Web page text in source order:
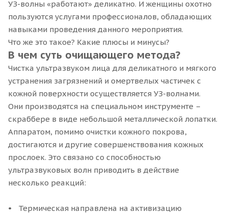
УЗ-волны «работают» деликатно. И женщины охотно
пользуются услугами профессионалов, обладающих
навыками проведения данного мероприятия.
Что же это такое? Какие плюсы и минусы?
В чем суть очищающего метода?
Чистка ультразвуком лица для деликатного и мягкого
устранения загрязнений и омертвелых частичек с
кожной поверхности осуществляется УЗ-волнами.
Они производятся на специальном инструменте –
скраббере в виде небольшой металлической лопатки.
Аппаратом, помимо очистки кожного покрова,
достигаются и другие совершенствования кожных
прослоек. Это связано со способностью
ультразвуковых волн приводить в действие
несколько реакций:
Термическая направлена на активизацию